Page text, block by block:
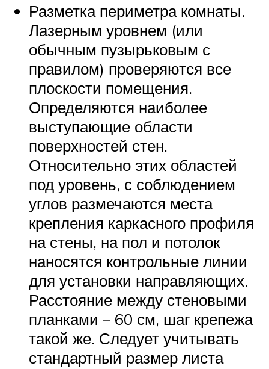
Разметка периметра комнаты.
Лазерным уровнем (или
обычным пузырьковым с
правилом) проверяются все
плоскости помещения.
Определяются наиболее
выступающие области
поверхностей стен.
Относительно этих областей
под уровень, с соблюдением
углов размечаются места
крепления каркасного профиля
на стены, на пол и потолок
наносятся контрольные линии
для установки направляющих.
Расстояние между стеновыми
планками – 60 см, шаг крепежа
такой же. Следует учитывать
стандартный размер листа